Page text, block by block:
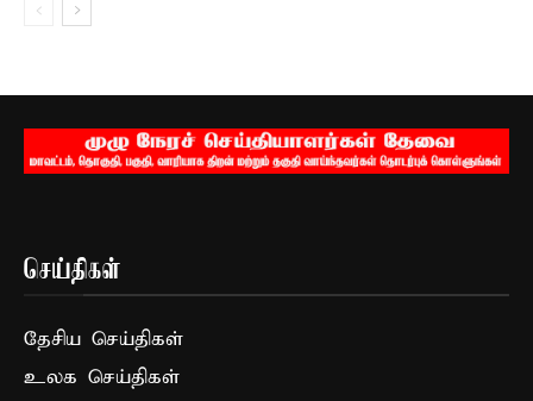
செய்திகள்
தேசிய செய்திகள்
உலக செய்திகள்